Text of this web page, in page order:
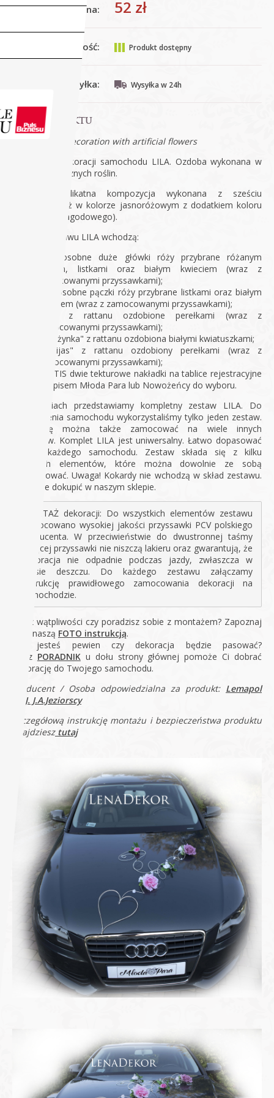
Cena: 52 zł
Dostępność: Produkt dostępny
Wysyłka: Wysyłka w 24h
OPIS PRODUKTU
wedding car decoration with artificial flowers
Zestaw do dekoracji samochodu LILA. Ozdoba wykonana w
100% ze sztucznych roślin.
LILA to delikatna kompozycja wykonana z sześciu
sztucznych róż w kolorze jasnoróżowym z dodatkiem koloru
pudrowego (jagodowego).
W skład zestawu LILA wchodzą:
dwie osobne duże główki róży przybrane różanym
pąkiem, listkami oraz białym kwieciem (wraz z
zamocowanymi przyssawkami);
dwa osobne pączki róży przybrane listkami oraz białym
kwieciem (wraz z zamocowanymi przyssawkami);
serce z rattanu ozdobione perełkami (wraz z
zamocowanymi przyssawkami);
"sprężynka" z rattanu ozdobiona białymi kwiatuszkami;
"zawijas" z rattanu ozdobiony perełkami (wraz z
zamocowanymi przyssawkami);
GRATIS dwie tekturowe nakładki na tablice rejestracyjne
z napisem Młoda Para lub Nowożeńcy do wyboru.
Na zdjęciach przedstawiamy kompletny zestaw LILA. Do
przystrojenia samochodu wykorzystaliśmy tylko jeden zestaw.
Dekorację można także zamocować na wiele innych
sposobów. Komplet LILA jest uniwersalny. Łatwo dopasować
go do każdego samochodu. Zestaw składa się z kilku
osobnych elementów, które można dowolnie ze sobą
komponować. Uwaga! Kokardy nie wchodzą w skład zestawu.
Można je dokupić w naszym sklepie.
MONTAŻ dekoracji: Do wszystkich elementów zestawu
zamocowano wysokiej jakości przyssawki PCV polskiego
producenta. W przeciwieństwie do dwustronnej taśmy
klejącej przyssawki nie niszczą lakieru oraz gwarantują, że
dekoracja nie odpadnie podczas jazdy, zwłaszcza w
czasie deszczu. Do każdego zestawu załączamy
instrukcję prawidłowego zamocowania dekoracji na
samochodzie.
Masz wątpliwości czy poradzisz sobie z montażem? Zapoznaj
się z naszą FOTO instrukcją.
Nie jesteś pewien czy dekoracja będzie pasować?
Nasz PORADNIKu dołu strony głównej pomoże Ci dobrać
dekorację do Twojego samochodu.
Producent / Osoba odpowiedzialna za produkt: Lemapol
Sp.J. J.A.Jeziorscy
Szczegółową instrukcję montażu i bezpieczeństwa produktu
znajdziesz tutaj